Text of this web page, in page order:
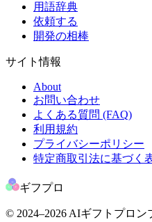
用語辞典
依頼する
開発の相棒
サイト情報
About
お問い合わせ
よくある質問 (FAQ)
利用規約
プライバシーポリシー
特定商取引法に基づく
ギフプロ
© 2024–2026AIギフトプロン